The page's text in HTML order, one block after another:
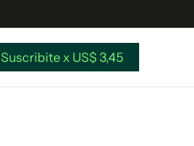
Suscribite x US$ 3,45